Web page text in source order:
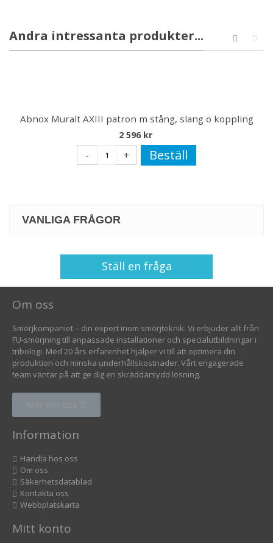
Andra intressanta produkter...
Abnox Muralt AXIII patron m stång, slang o koppling
2 596 kr
- + Beställ
VANLIGA FRÅGOR
Ställ en fråga
Om oss
Smörjkompaniet – din expert inom smörjteknik. Vi erbjuder allt från
FU-smörjning till anpassade installationer och specialutbildningar i
tribologi. Med 20 års erfarenhet hjälper vi till att optimera din
produktion och minska underhållskostnader. Vårt engagerade
team väntar på att ge dig en skräddarsydd lösning.
Mer om oss
Information
Handla hos oss
Om oss
Säkerhetsdatablad
Kontakta oss
Webbplatskarta
Mitt konto